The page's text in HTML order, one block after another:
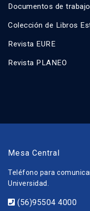
Documentos de trabajo
Colección de Libros
Revista EURE
Revista PLANEO
Mesa Central
Teléfono para
Universidad.
(56)95504 4000